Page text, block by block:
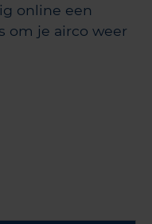
online een
om je airco weer